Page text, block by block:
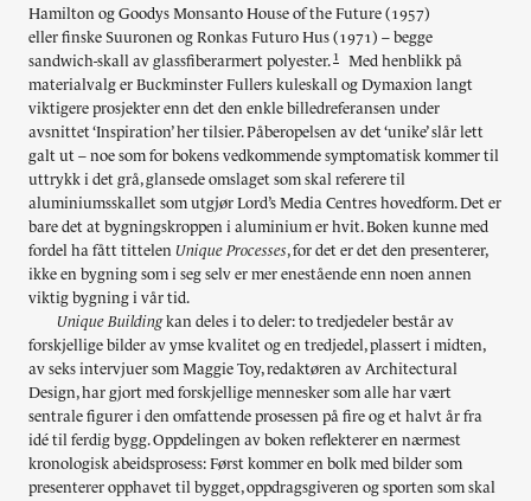
Hamilton og Goodys Monsanto House of the Future (1957)
eller finske Suuronen og Ronkas Futuro Hus (1971) – begge
sandwich-skall av glassfiberarmert polyester. 1
Med henblikk på
materialvalg er Buckminster Fullers kuleskall og Dymaxion langt
viktigere prosjekter enn det den enkle billedreferansen under
avsnittet ‘Inspiration’ her tilsier. Påberopelsen av det ‘unike’ slår lett
galt ut – noe som for bokens vedkommende symptomatisk kommer til
uttrykk i det grå, glansede omslaget som skal referere til
aluminiumsskallet som utgjør Lord’s Media Centres hovedform. Det er
bare det at bygningskroppen i aluminium er hvit. Boken kunne med
fordel ha fått tittelen Unique Processes, for det er det den presenterer,
ikke en bygning som i seg selv er mer enestående enn noen annen
viktig bygning i vår tid.
Unique Buildingkan deles i to deler: to tredjedeler består av
forskjellige bilder av ymse kvalitet og en tredjedel, plassert i midten,
av seks intervjuer som Maggie Toy, redaktøren av Architectural
Design, har gjort med forskjellige mennesker som alle har vært
sentrale figurer i den omfattende prosessen på fire og et halvt år fra
idé til ferdig bygg. Oppdelingen av boken reflekterer en nærmest
kronologisk abeidsprosess: Først kommer en bolk med bilder som
presenterer opphavet til bygget, oppdragsgiveren og sporten som skal